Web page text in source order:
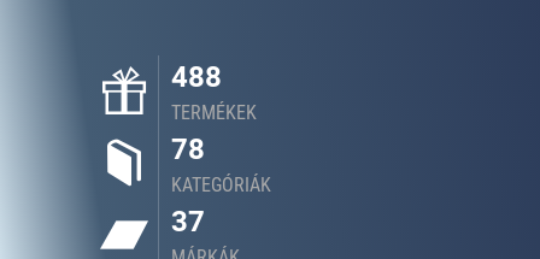
488
TERMÉKEK
78
KATEGÓRIÁK
37